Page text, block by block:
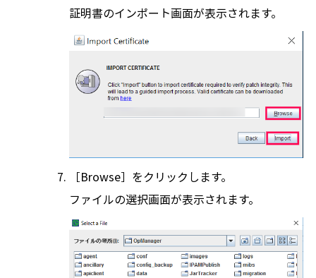
証明書のインポート画面が表示されます。
［Browse］をクリックします。
ファイルの選択画面が表示されます。